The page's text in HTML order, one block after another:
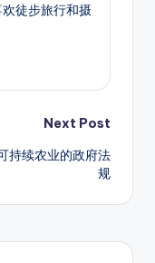
徒步旅行和摄
Next Post
持续农业的政府法
规